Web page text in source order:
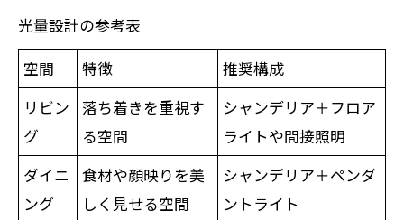
光量設計の参考表
空間
特徴
推奨構成
リビン
グ
落ち着きを重視す
る空間
シャンデリア＋フロア
ライトや間接照明
ダイニ
ング
食材や顔映りを美
しく見せる空間
シャンデリア＋ペンダ
ントライト